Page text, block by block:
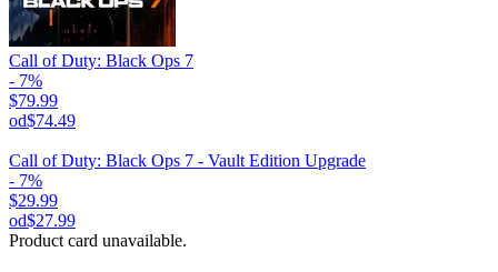
Call of Duty: Black Ops 7
- 7%
$79.99
od$74.49
Call of Duty: Black Ops 7 - Vault Edition Upgrade
- 7%
$29.99
od$27.99
Product card unavailable.